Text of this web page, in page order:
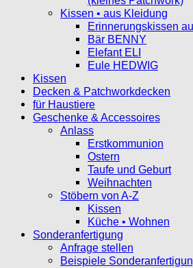
Kissen • aus Kleidung
Erinnerungskissen
Bär BENNY
Elefant ELI
Eule HEDWIG
Kissen
Decken & Patchworkdecken
für Haustiere
Geschenke & Accessoires
Anlass
Erstkommunion
Ostern
Taufe und Geburt
Weihnachten
Stöbern von A-Z
Kissen
Küche • Wohnen
Sonderanfertigung
Anfrage stellen
Beispiele